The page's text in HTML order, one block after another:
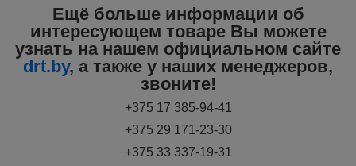
Ещё больше информации об
интересующем товаре Вы можете
узнать на нашем официальном сайте
drt.by, а также у наших менеджеров,
звоните!
+375 17 385-94-41
+375 29 171-23-30
+375 33 337-19-31